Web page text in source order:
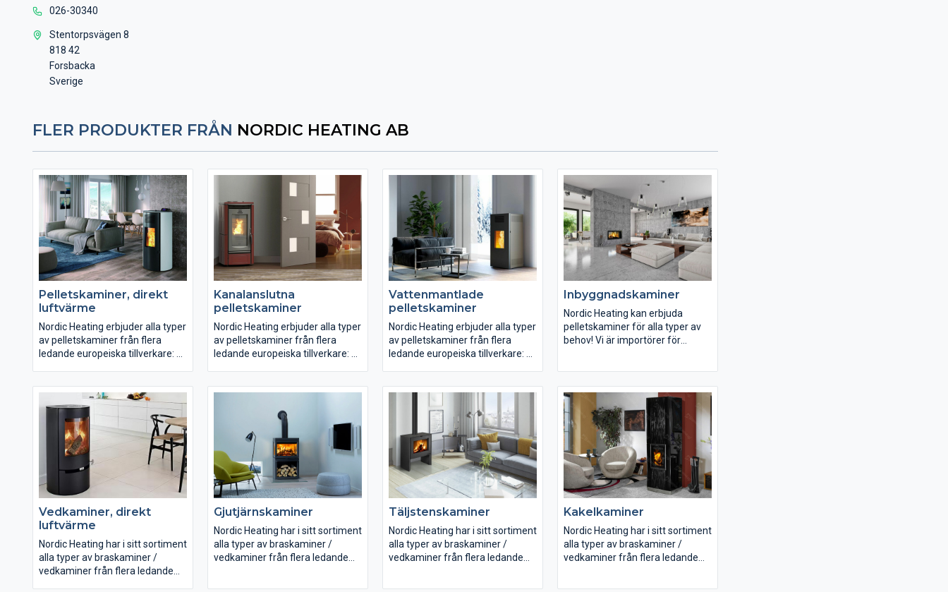
026-30340
Stentorpsvägen 8
818 42
Forsbacka
Sverige
FLER PRODUKTER FRÅN NORDIC HEATING AB
Pelletskaminer, direkt
luftvärme
Nordic Heating erbjuder alla typer
av pelletskaminer från flera
ledande europeiska tillverkare:
luftvärme
Pelletskaminer med
kanalanslutning
Vattenmantlade pelletskaminer
Våra pelletskaminer för
luftvärme med eller utan
kanalanslutning börjar vid
effekter på 5 kW och erbjuds upp
till 28 kW. De större passar t.ex.
den större bostaden,
samlingslokaler, verkstäder,
konferenscentra etc.
Kanalanslutna
pelletskaminer
Nordic Heating erbjuder alla typer
av pelletskaminer från flera
ledande europeiska tillverkare:
luftvärme
kanalanslutning
Vattenmantlade pelletskaminer
Våra pelletskaminer för
luftvärme med eller utan
kanalanslutning börjar vid
effekter på 5 kW och erbjuds upp
till 28 kW. De större passar t.ex.
den större bostaden,
samlingslokaler, verkstäder,
konferenscentra etc.
Vattenmantlade
pelletskaminer
Nordic Heating erbjuder alla typer
av pelletskaminer från flera
ledande europeiska tillverkare:
luftvärme
Pelletskaminer med
kanalanslutning
Vattenmantlade pelletskaminer
Våra pelletskaminer för
luftvärme med eller utan
kanalanslutning börjar vid
effekter på 5 kW och erbjuds upp
till 28 kW. De större passar t.ex.
den större bostaden,
samlingslokaler, verkstäder,
konferenscentra etc.
Inbyggnadskaminer
Nordic Heating kan erbjuda
pelletskaminer för alla typer av
behov! Vi är importörer för
Tillsammans tillverkar de ca
100.000 pelletskaminer per år!
Vedkaminer, direkt
luftvärme
Nordic Heating har i sitt sortiment
alla typer av braskaminer /
vedkaminer från flera ledande
Gjutjärnskaminer
Nordic Heating har i sitt sortiment
alla typer av braskaminer /
vedkaminer från flera ledande
Täljstenskaminer
Nordic Heating har i sitt sortiment
alla typer av braskaminer /
vedkaminer från flera ledande
Kakelkaminer
Nordic Heating har i sitt sortiment
alla typer av braskaminer /
vedkaminer från flera ledande